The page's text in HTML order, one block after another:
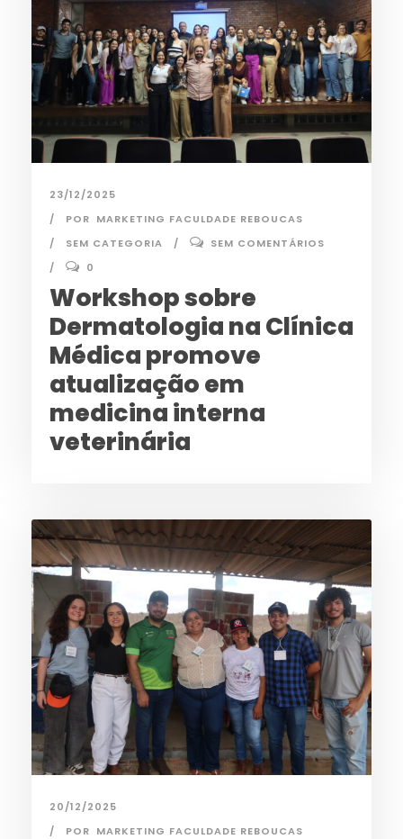
23/12/2025
POR MARKETING FACULDADE REBOUCAS
SEM CATEGORIA
SEM COMENTÁRIOS
0
Workshop sobre
Dermatologia na Clínica
Médica promove
atualização em
medicina interna
veterinária
20/12/2025
POR MARKETING FACULDADE REBOUCAS